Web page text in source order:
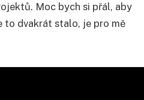
Moc bych si přál, aby
to dvakrát stalo, je pro mě